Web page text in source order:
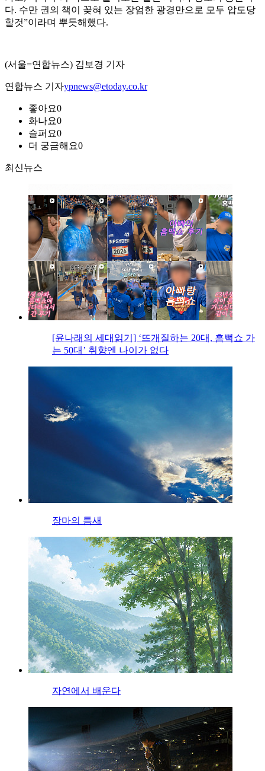
다. 수만 권의 책이 꽂혀 있는 장엄한 광경만으로 모두 압도당
할것”이라며 뿌듯해했다.
(서울=연합뉴스) 김보경 기자
연합뉴스 기자ypnews@etoday.co.kr
좋아요0
화나요0
슬퍼요0
더 궁금해요0
최신뉴스
[윤나래의 세대읽기] ‘뜨개질하는 20대, 흠뻑쇼 가
는 50대’ 취향엔 나이가 없다
장마의 틈새
자연에서 배운다